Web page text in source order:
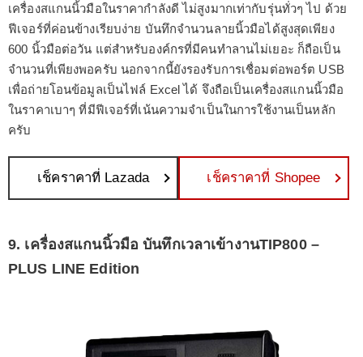
เครื่องสแกนนิ้วมือในราคากำลังดี ไม่สูงมากเท่ากับรุ่นทั่วๆ ไป ด้วย
ฟีเจอร์ที่ค่อนข้างเรียบง่าย บันทึกจำนวนลายนิ้วมือได้สูงสุดเพียง
600 นิ้วมือต่อวัน แต่สำหรับองค์กรที่มีคนทำลานไม่เยอะ ก็ถือเป็น
จำนวนที่เพียงพอครับ นอกจากนี้ยังรองรับการเชื่อมต่อพอร์ต USB
เพื่อถ่ายโอนข้อมูลเป็นไฟล์ Excel ได้ จึงถือเป็นเครื่องสแกนนิ้วมือ
ในราคาเบาๆ ที่มีฟีเจอร์ที่เน้นความจำเป็นในการใช้งานเป็นหลัก
ครับ
เช็คราคาที่ Lazada เช็คราคาที่ Shopee
9. เครื่องสแกนนิ้วมือ บันทึกเวลาเข้างานTIP800 –
PLUS LINE Edition